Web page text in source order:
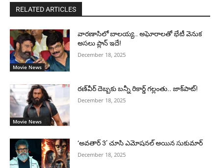
RELATED ARTICLES
Movie News
వారణాసిలో బాలయ్య.. అఘోరాలతో భేటీ వెనుక
అసలు ప్లాన్ ఇదే!
December 18, 2025
Movie News
రణ్‌వీర్ దెబ్బకు బన్నీ రికార్డ్ గల్లంతు.. జాక్‌పాట్!
December 18, 2025
‘అవతార్ 3’ చూసి ఎమోషనల్ అయిన సుకుమార్
December 18, 2025